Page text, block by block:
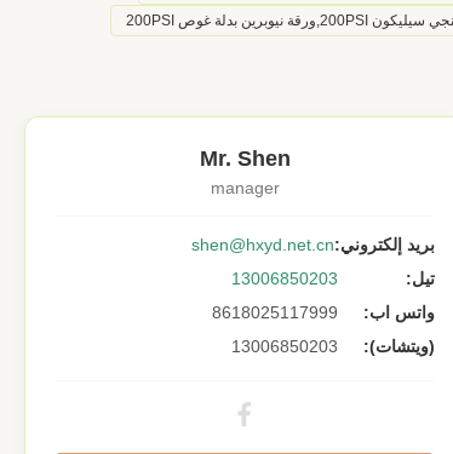
Mr. Shen
manager
بريد إلكتروني:shen@hxyd.net.cn
تيل:
13006850203
واتس اب:
8618025117999
(ويتشات):
13006850203